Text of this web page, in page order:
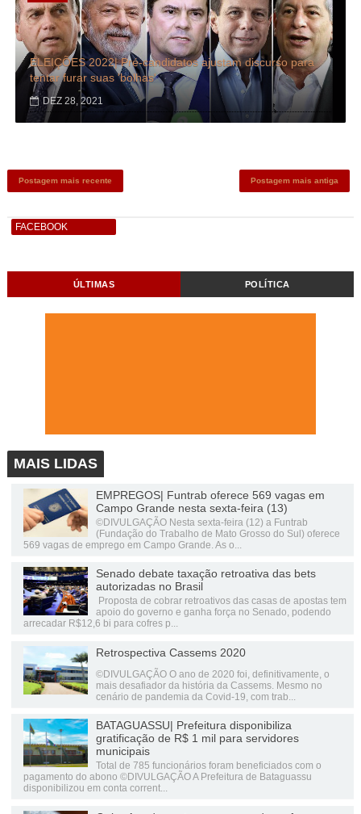
ELEIÇÕES 2022| Pré-candidatos ajustam discurso para
tentar furar suas 'bolhas'
DEZ 28, 2021
Postagem mais recente Postagem mais antiga
FACEBOOK
ÚLTIMAS POLÍTICA
MAIS LIDAS
EMPREGOS| Funtrab oferece 569 vagas em
Campo Grande nesta sexta-feira (13)
©DIVULGAÇÃO Nesta sexta-feira (12) a Funtrab
(Fundação do Trabalho de Mato Grosso do Sul) oferece
569 vagas de emprego em Campo Grande. As o...
Senado debate taxação retroativa das bets
autorizadas no Brasil
Proposta de cobrar retroativos das casas de apostas tem
apoio do governo e ganha força no Senado, podendo
arrecadar R$12,6 bi para cofres p...
Retrospectiva Cassems 2020
©DIVULGAÇÃO O ano de 2020 foi, definitivamente, o
mais desafiador da história da Cassems. Mesmo no
cenário de pandemia da Covid-19, com trab...
BATAGUASSU| Prefeitura disponibiliza
gratificação de R$ 1 mil para servidores
municipais
Total de 785 funcionários foram beneficiados com o
pagamento do abono ©DIVULGAÇÃO A Prefeitura de Bataguassu
disponibilizou em conta corrent...